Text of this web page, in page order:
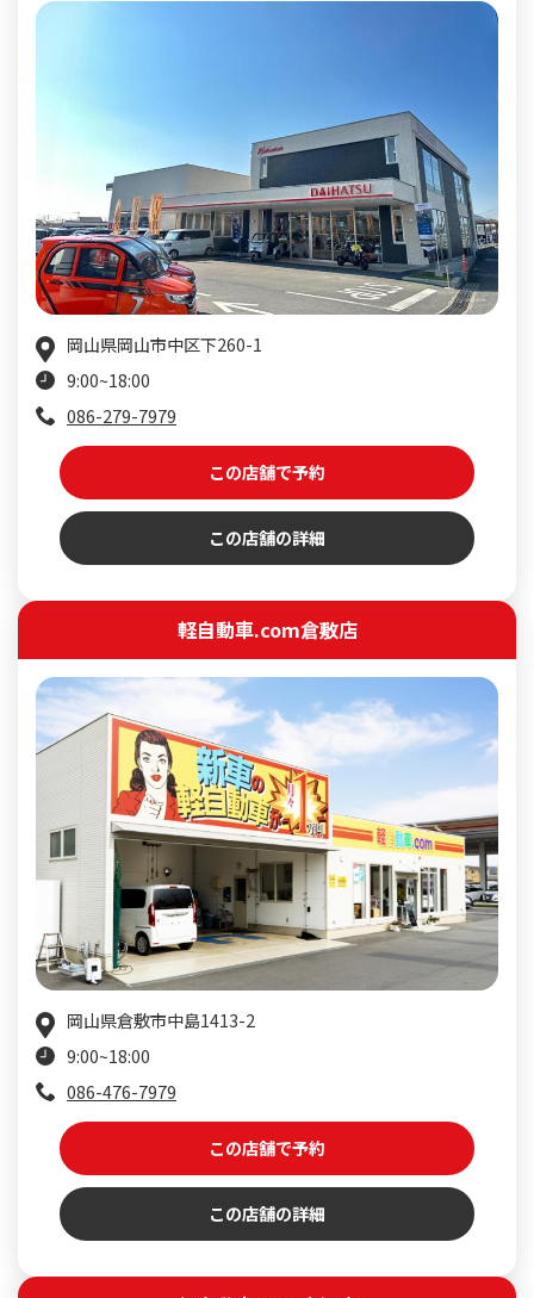
岡山県岡山市中区下260-1
9:00~18:00
086-279-7979
この店舗で予約
この店舗の詳細
軽自動車.com倉敷店
岡山県倉敷市中島1413-2
9:00~18:00
086-476-7979
この店舗で予約
この店舗の詳細